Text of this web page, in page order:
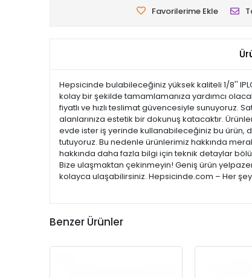
Favorilerime Ekle
Hepsicinde bulabileceğiniz yüksek kaliteli 1/8''
kolay bir şekilde tamamlamanıza yardımcı
fiyatlı ve hızlı teslimat güvencesiyle sunuyoruz.
alanlarınıza estetik bir dokunuş katacaktır.
evde ister iş yerinde kullanabileceğiniz bu ürün,
tutuyoruz. Bu nedenle ürünlerimiz hakkında
hakkında daha fazla bilgi için teknik detaylar
Bize ulaşmaktan çekinmeyin! Geniş ürün
kolayca ulaşabilirsiniz. Hepsicinde.com – Her
Benzer Ürünler